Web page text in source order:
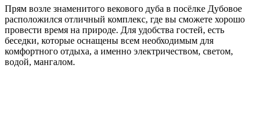
Прям возле знаменитого векового дуба в посёлке Дубовое
расположился отличный комплекс, где вы сможете хорошо
провести время на природе. Для удобства гостей, есть
беседки, которые оснащены всем необходимым для
комфортного отдыха, а именно электричеством, светом,
водой, мангалом.